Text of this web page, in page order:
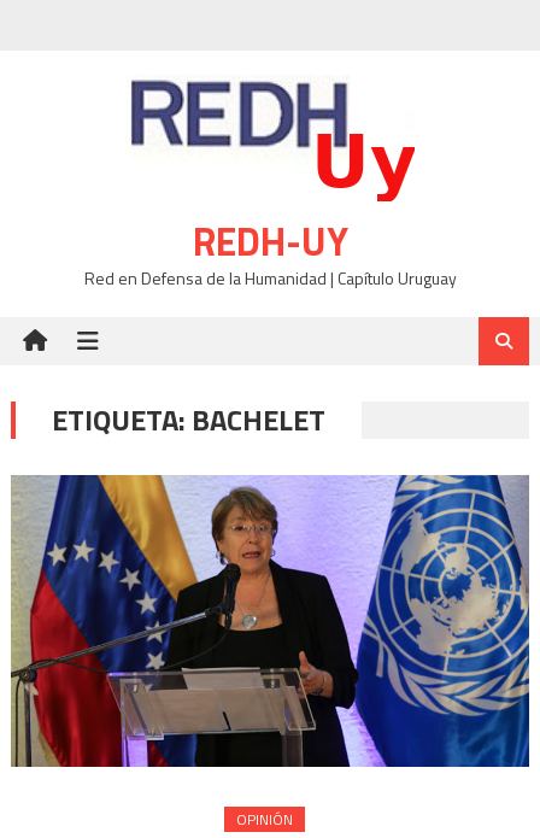
REDH-UY
Red en Defensa de la Humanidad | Capítulo Uruguay
ETIQUETA: BACHELET
OPINIÓN